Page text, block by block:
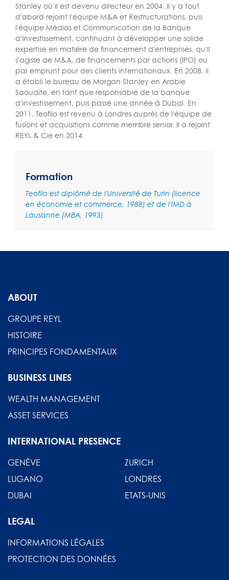
Stanley où il est devenu directeur en 2004. Il y a tout
d'abord rejoint l'équipe M&A et Restructurations, puis
l'équipe Médias et Communication de la Banque
d'Investissement, continuant à développer une solide
expertise en matière de financement d'entreprises, qu'il
s'agisse de M&A, de financements par actions (IPO) ou
par emprunt pour des clients internationaux. En 2008, il
a établi le bureau de Morgan Stanley en Arabie
Saoudite, en tant que responsable de la banque
d'investissement, puis passé une année à Dubaï. En
2011, Teofilo est revenu à Londres auprès de l'équipe de
fusions et acquisitions comme membre senior. Il a rejoint
REYL & Cie en 2014.
Formation
Teofilo est diplômé de l'Université de Turin (licence
en économie et commerce, 1988) et de l'IMD à
Lausanne (MBA, 1993).
ABOUT
GROUPE REYL
HISTOIRE
PRINCIPES FONDAMENTAUX
BUSINESS LINES
WEALTH MANAGEMENT
ASSET SERVICES
INTERNATIONAL PRESENCE
GENÈVE
ZURICH
LUGANO
LONDRES
DUBAI
ETATS-UNIS
LEGAL
INFORMATIONS LÉGALES
PROTECTION DES DONNÉES